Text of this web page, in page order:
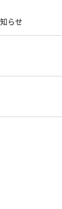
らせ